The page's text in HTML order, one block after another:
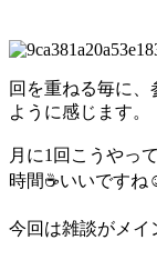
回を重ねる毎に
ように感じます。
月に1回こうやっ
時間☕いいですね
今回は雑談がメイ